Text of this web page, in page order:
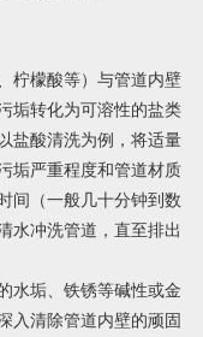
柠檬酸等）与管道内壁
垢转化为可溶性的盐类
盐酸清洗为例，将适量
垢严重程度和管道材质
间（一般几十分钟到数
水冲洗管道，直至排出
水垢、铁锈等碱性或金
入清除管道内壁的顽固